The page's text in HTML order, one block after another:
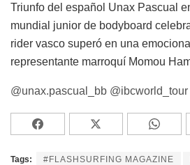
Triunfo del español Unax Pascual
mundial junior de bodyboard
rider vasco superó en una
representante marroquí Momou
@unax.pascual_bb @ibcworld_tour
Tags: #FLASHSURFING MAGAZINE